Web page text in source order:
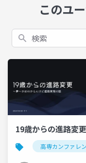
このユ
検索
19歳からの進路変更
高専カンファレ